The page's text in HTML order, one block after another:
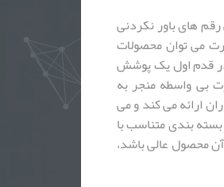
های باور نکردنی
می توان محصولات
قدم اول یک پوشش
بی واسطه منجر به
ارائه می کند و می
بندی متناسب با
محصول عالی باشد،